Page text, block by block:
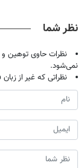
نظر شما
نظرات حاوی توهین
نمی‌شود.
نظراتی که غیر از